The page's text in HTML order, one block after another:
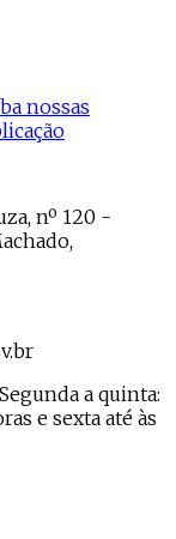
nossas
nº 120 -
Segunda a quinta:
e sexta até às